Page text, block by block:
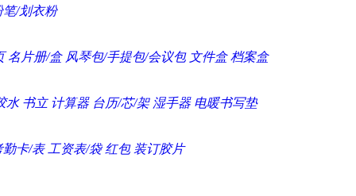
笔/划衣粉
名片册/盒 风琴包/手提包/会议包 文件盒 档案盒
水 书立 计算器 台历/芯/架 湿手器 电暖书写垫
勤卡/表 工资表/袋 红包 装订胶片